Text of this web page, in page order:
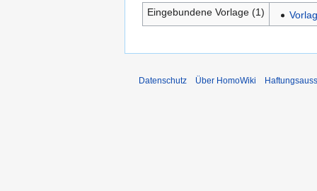
Eingebundene Vorlage (1)
Datenschutz Über HomoWiki